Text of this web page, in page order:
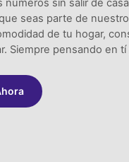
números sin salir de
seas parte de
de tu hogar,
Siempre pensando en